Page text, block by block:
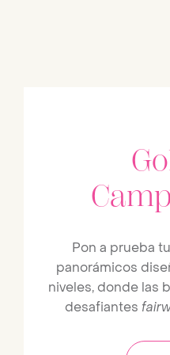
Pon a prueba
panorámicos
niveles, donde las
desafiantes